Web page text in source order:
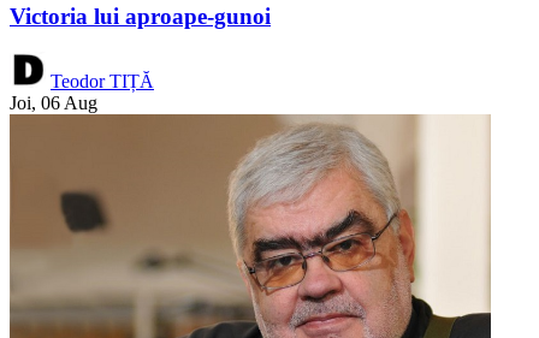
Victoria lui aproape-gunoi
Teodor TIȚĂ
Joi, 06 Aug